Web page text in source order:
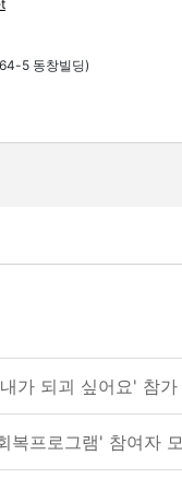
5 동창빌딩)
가 되괴 싶어요' 참
복프로그램' 참여자